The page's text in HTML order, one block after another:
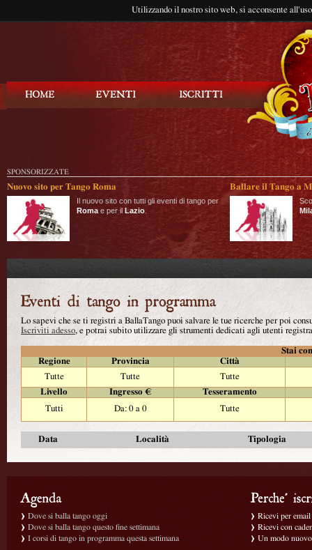
Utilizzando il nostro sito web, si acconsente
SPONSORIZZATE
Nuovo sito per Tango Roma
Il nuovo sito con tutti gli eventi di tango per
Roma e per il Lazio
Ballare il Tango a
Lo sapevi che se ti registri a BallaTango puoi salvare le tue ricerche per poi
Iscriviti adesso, e potrai subito utilizzare gli strumenti dedicati agli utenti
Stai
Regione
Provincia
Città
Tutte
Tutte
Tutte
Livello
Ingresso €
Tesseramento
Tutti
Da: 0 a 0 Tutte
Data Località Tipologia
Dove si balla tango oggi
Dove si balla tango questo fine settimana
I corsi di tango in programma questa settimana
Ricevi per
Ricevi con
Un modo